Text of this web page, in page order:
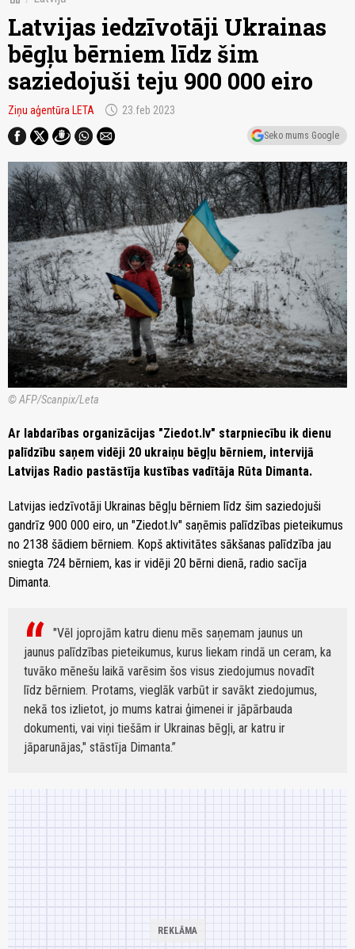
Latvijas iedzīvotāji Ukrainas
bēgļu bērniem līdz šim
saziedojuši teju 900 000 eiro
Ziņu aģentūra LETA schedule 23.feb 2023
Seko mums Google
© AFP/Scanpix/Leta
Ar labdarības organizācijas "Ziedot.lv" starpniecību ik dienu
palīdzību saņem vidēji 20 ukraiņu bēgļu bērniem, intervijā
Latvijas Radio pastāstīja kustības vadītāja Rūta Dimanta.
Latvijas iedzīvotāji Ukrainas bēgļu bērniem līdz šim saziedojuši
gandrīz 900 000 eiro, un "Ziedot.lv" saņēmis palīdzības pieteikumus
no 2138 šādiem bērniem. Kopš aktivitātes sākšanas palīdzība jau
sniegta 724 bērniem, kas ir vidēji 20 bērni dienā, radio sacīja
Dimanta.
"Vēl joprojām katru dienu mēs saņemam jaunus un
jaunus palīdzības pieteikumus, kurus liekam rindā un ceram, ka
tuvāko mēnešu laikā varēsim šos visus ziedojumus novadīt
līdz bērniem. Protams, vieglāk varbūt ir savākt ziedojumus,
nekā tos izlietot, jo mums katrai ģimenei ir jāpārbauda
dokumenti, vai viņi tiešām ir Ukrainas bēgļi, ar katru ir
jāparunājas," stāstīja Dimanta.